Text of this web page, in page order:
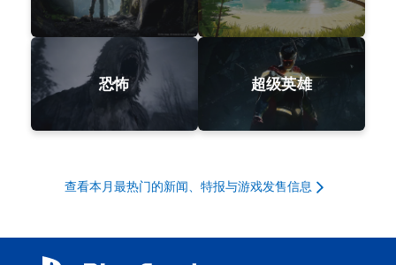
恐怖 超级英雄
查看本月最热门的新闻、特报与游戏发售信息